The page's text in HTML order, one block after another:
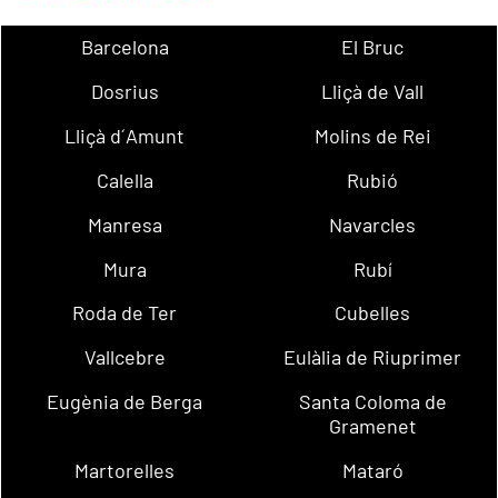
Barcelona
El Bruc
Dosrius
Lliçà de Vall
Lliçà d´Amunt
Molins de Rei
Calella
Rubió
Manresa
Navarcles
Mura
Rubí
Roda de Ter
Cubelles
Vallcebre
Eulàlia de Riuprimer
Eugènia de Berga
Santa Coloma de
Gramenet
Martorelles
Mataró